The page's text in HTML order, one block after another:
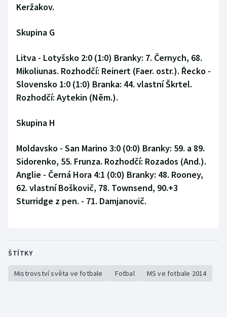
Keržakov.
Skupina G
Litva - Lotyšsko 2:0 (1:0) Branky: 7. Černych, 68.
Mikoliunas. Rozhodčí: Reinert (Faer. ostr.). Řecko -
Slovensko 1:0 (1:0) Branka: 44. vlastní Škrtel.
Rozhodčí: Aytekin (Něm.).
Skupina H
Moldavsko - San Marino 3:0 (0:0) Branky: 59. a 89.
Sidorenko, 55. Frunza. Rozhodčí: Rozados (And.).
Anglie - Černá Hora 4:1 (0:0) Branky: 48. Rooney,
62. vlastní Boškovič, 78. Townsend, 90.+3
Sturridge z pen. - 71. Damjanovič.
ŠTÍTKY
Mistrovství světa ve fotbale Fotbal MS ve fotbale 2014